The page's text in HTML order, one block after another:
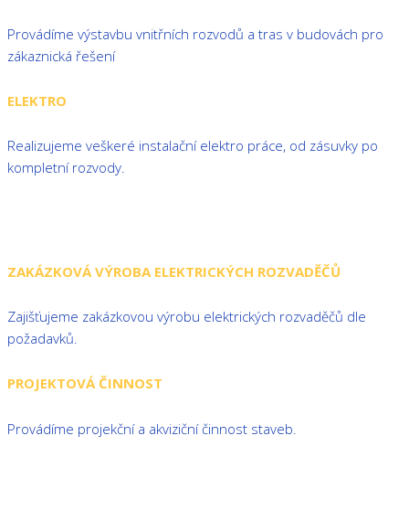
Provádíme výstavbu vnitřních rozvodů a tras v budovách pro
zákaznická řešení
ELEKTRO
Realizujeme veškeré instalační elektro práce, od zásuvky po
kompletní rozvody.
ZAKÁZKOVÁ VÝROBA ELEKTRICKÝCH ROZVADĚČŮ
Zajišťujeme zakázkovou výrobu elektrických rozvaděčů dle
požadavků.
PROJEKTOVÁ ČINNOST
Provádíme projekční a akviziční činnost staveb.